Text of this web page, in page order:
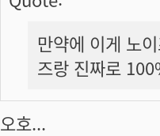
만약에 이게 노
즈랑 진짜로
오호...